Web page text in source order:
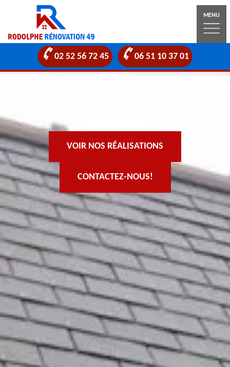
MENU
02 52 56 72 45 06 51 10 37 01
VOIR NOS RÉALISATIONS
CONTACTEZ-NOUS!